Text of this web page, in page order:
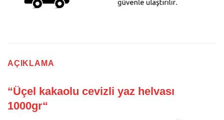
AÇIKLAMA
“Üçel kakaolu cevizli yaz helvası
1000gr“